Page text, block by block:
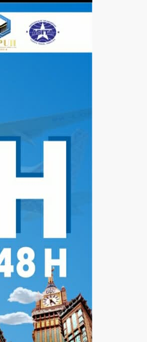
Langsung
ke